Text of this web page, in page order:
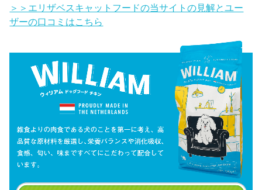
＞＞エリザベスキャットフードの当サイトの見解とユー
ザーの口コミはこちら